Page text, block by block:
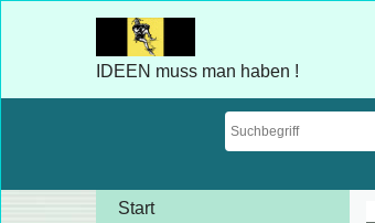
IDEEN muss man haben !
Start